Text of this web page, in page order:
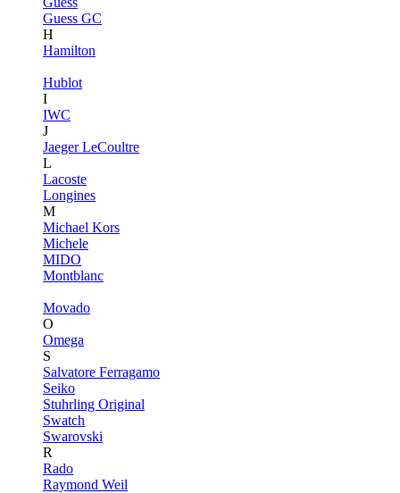
Guess GC
H
Hamilton
Hublot
I
IWC
J
Jaeger LeCoultre
L
Lacoste
Longines
M
Michael Kors
Michele
MIDO
Montblanc
Movado
O
Omega
S
Salvatore Ferragamo
Seiko
Stuhrling Original
Swatch
Swarovski
R
Rado
Raymond Weil